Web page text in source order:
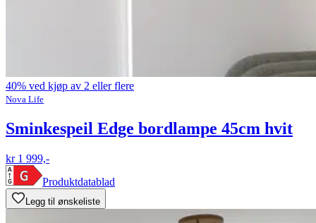
40% ved kjøp av 2 eller flere
Nova Life
Sminkespeil Edge bordlampe 45cm hvit
kr 1 999,-
Produktdatablad
Legg til ønskeliste